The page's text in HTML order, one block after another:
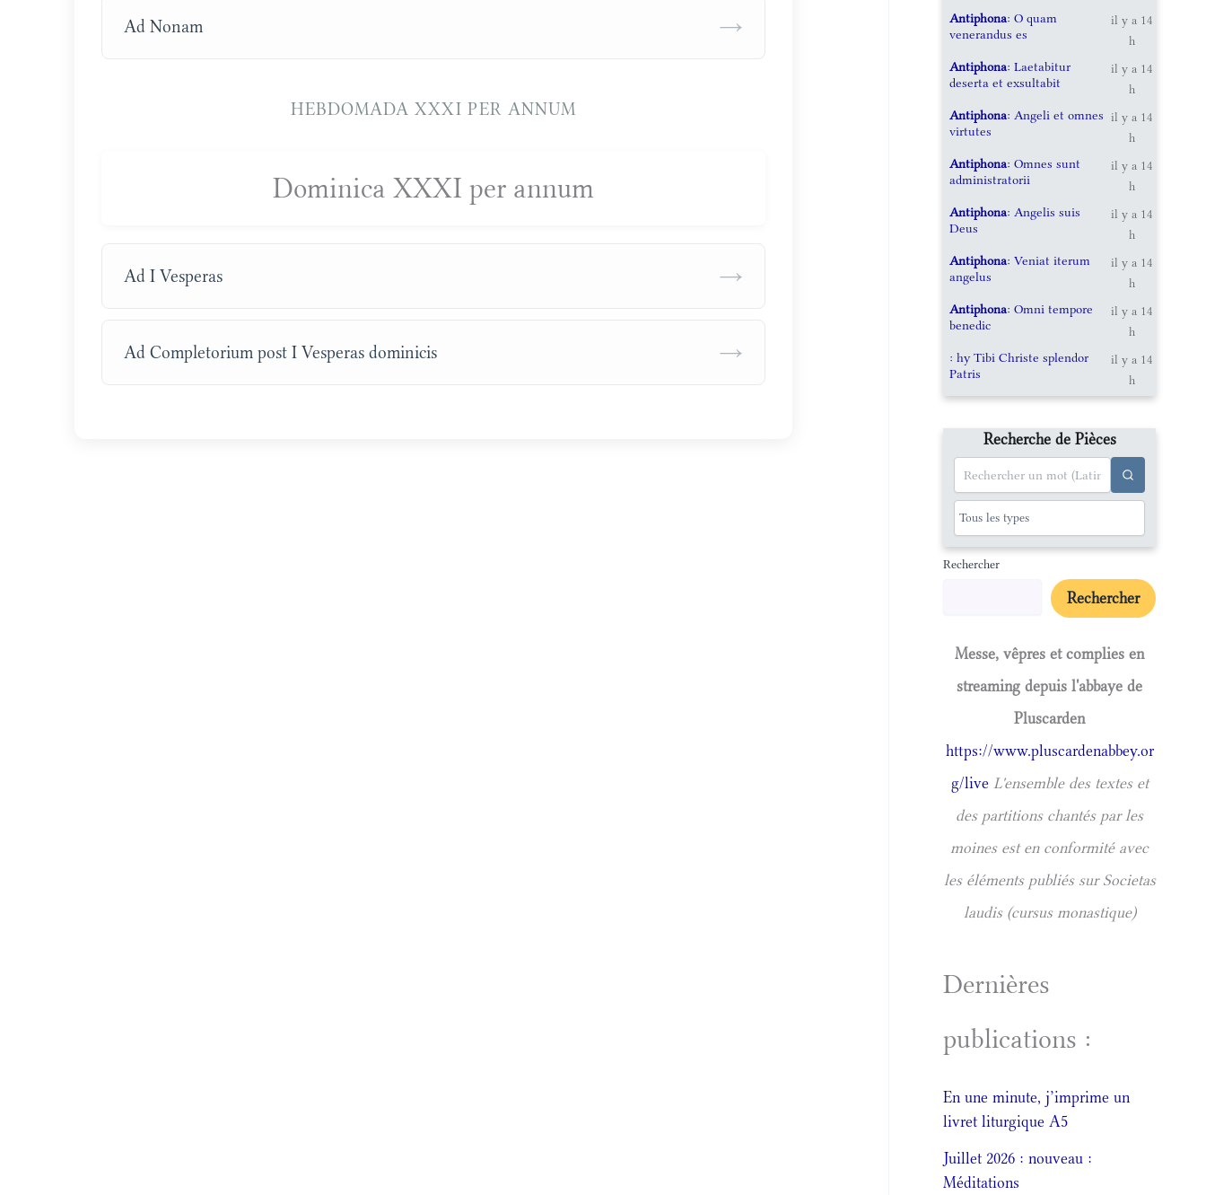
Ad Nonam →
HEBDOMADA XXXI PER ANNUM
Dominica XXXI per annum
Ad I Vesperas →
Ad Completorium post I Vesperas dominicis →
Antiphona: O quam
venerandus es
il y a 14
h
Antiphona: Laetabitur
deserta et exsultabit
il y a 14
h
Antiphona: Angeli et omnes
virtutes
il y a 14
h
Antiphona: Omnes sunt
administratorii
il y a 14
h
Antiphona: Angelis suis
Deus
il y a 14
h
Antiphona: Veniat iterum
angelus
il y a 14
h
Antiphona: Omni tempore
benedic
il y a 14
h
: hy Tibi Christe splendor
Patris
il y a 14
h
Recherche de Pièces
Rechercher
Rechercher
Messe, vêpres et complies en
streaming depuis l'abbaye de
Pluscarden
https://www.pluscardenabbey.or
g/live L'ensemble des textes et
des partitions chantés par les
moines est en conformité avec
les éléments publiés sur Societas
laudis (cursus monastique)
Dernières
publications :
En une minute, j’imprime un
livret liturgique A5
Juillet 2026 : nouveau :
Méditations